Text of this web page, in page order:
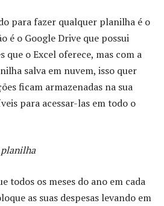
para fazer qualquer planilha é o
é o Google Drive que possui
que o Excel oferece, mas com a
salva em nuvem, isso quer
ficam armazenadas na sua
para acessar-las em todo o
planilha
todos os meses do ano em cada
as suas despesas levando em